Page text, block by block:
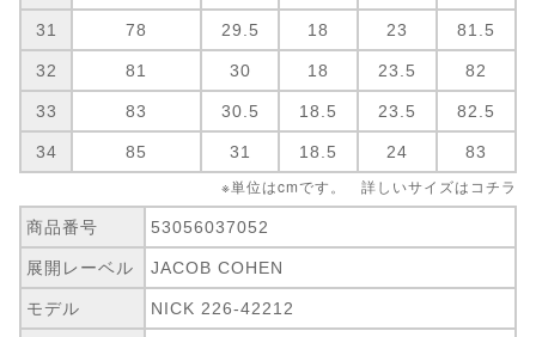
31 78 29.5 18 23 81.5
32 81 30 18 23.5 82
33 83 30.5 18.5 23.5 82.5
34 85 31 18.5 24 83
※単位はcmです。 詳しいサイズは コチラ
商品番号 53056037052
展開レーベル JACOB COHEN
モデル NICK 226-42212